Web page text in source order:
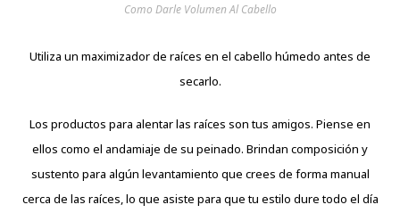
Como Darle Volumen Al Cabello
Utiliza un maximizador de raíces en el cabello húmedo antes de
secarlo.
Los productos para alentar las raíces son tus amigos. Piense en
ellos como el andamiaje de su peinado. Brindan composición y
sustento para algún levantamiento que crees de forma manual
cerca de las raíces, lo que asiste para que tu estilo dure todo el día